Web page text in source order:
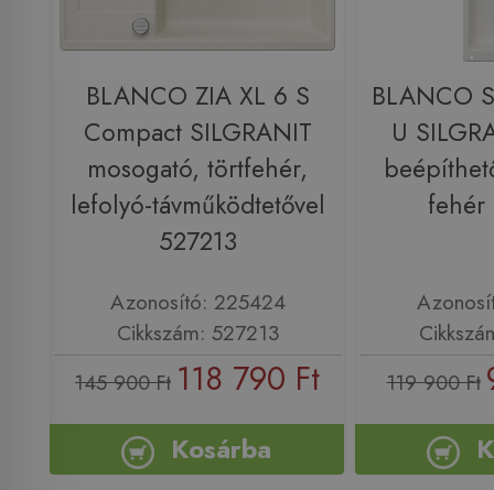
BLANCO ZIA XL 6 S
Compact SILGRANIT
mosogató, törtfehér,
lefolyó-távműködtetővel
527213
Azonosító: 225424
Cikkszám: 527213
145 900 Ft 118 790 Ft
Kosárba
BLANCO
U
119 900 Ft